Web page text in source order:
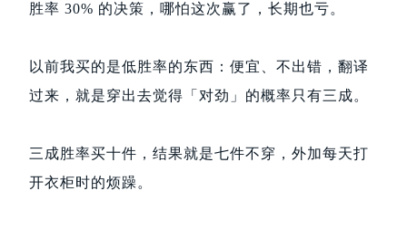
胜率 30% 的决策，哪怕这次赢了，长期也亏。
以前我买的是低胜率的东西：便宜、不出错，翻译
过来，就是穿出去觉得「对劲」的概率只有三成。
三成胜率买十件，结果就是七件不穿，外加每天打
开衣柜时的烦躁。